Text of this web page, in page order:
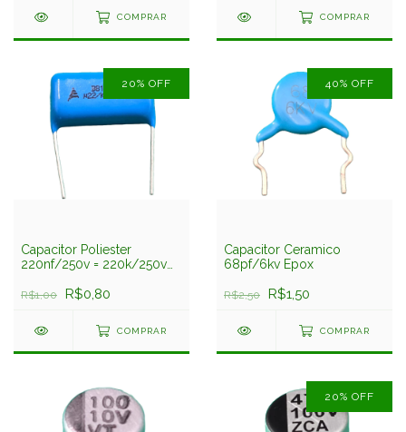
COMPRAR COMPRAR
20% OFF
Capacitor Poliester
220nf/250v = 220k/250v
Supressor Epcos
R$1,00 R$0,80
COMPRAR
40% OFF
Capacitor Ceramico
68pf/6kv Epox
R$2,50 R$1,50
COMPRAR
20% OFF